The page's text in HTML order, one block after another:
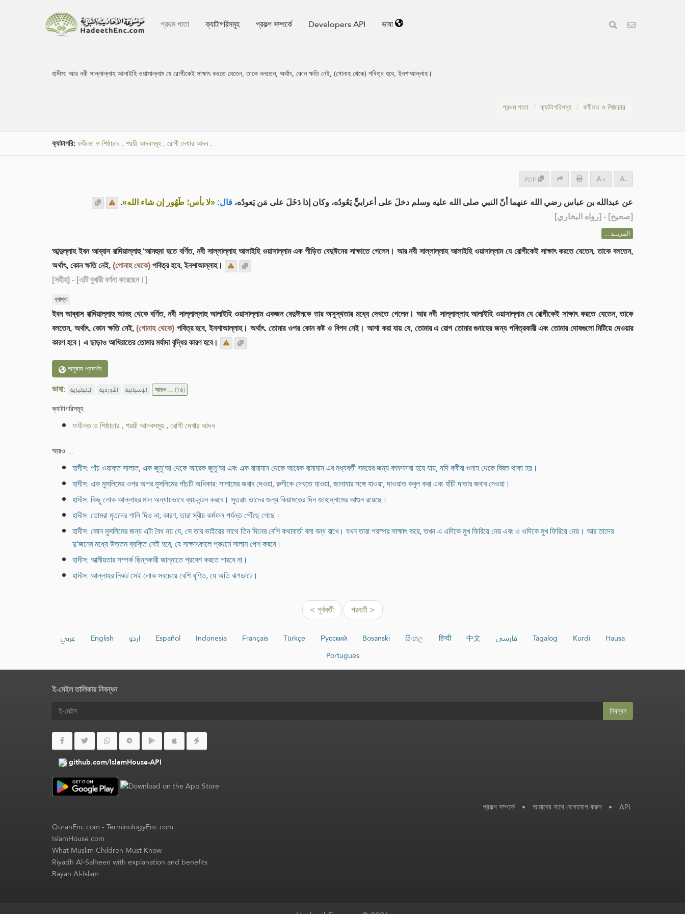
প্রথম পাতা ক্যাটাগরিসমূহ প্রকল্প সম্পর্কে Developers API ভাষা
হাদীস:আর নবী সাল্লাল্লাহ আলাইহি ওয়াসাল্লাম যে রোগীকেই সাক্ষাৎ করতে যেতেন, তাকে বলতেন, অর্থাৎ, কোন ক্ষতি নেই, (গোনাহ থেকে) পবিত্র হবে, ইনশাআল্লাহ।
প্রথম পাতা ক্যাটাগরিসমূহ ফযীলত ও শিষ্ঠাচার
ক্যাটাগরি: ফযীলত ও শিষ্ঠাচার . শরয়ী আদবসমূহ. রোগী দেখার আদব .
PDF + -
عن عبدالله بن عباس رضي الله عنهما أنّ النبي صلى الله عليه وسلم دخلَ على أعرابيٍّ يَعُودُه، وكان إذا دَخَلَ على مَن يَعودُه، قال: «لا بأس؛ طَهُور إن شاء الله».
[صحيح] - [رواه البخاري]
المزيــد ...
আব্দুল্লাহ ইবন আব্বাস রাদিয়াল্লাহু ‘আনহুমা হতে বর্ণিত, নবী সাল্লাল্লাহ আলাইহি ওয়াসাল্লাম এক পীড়িত বেদুঈনের সাক্ষাতে গেলেন। আর নবী সাল্লাল্লাহ আলাইহি ওয়াসাল্লাম যে রোগীকেই সাক্ষাৎ করতে যেতেন, তাকে বলতেন,
অর্থাৎ, কোন ক্ষতি নেই, (গোনাহ থেকে) পবিত্র হবে, ইনশাআল্লাহ।
[সহীহ] - [এটি বুখারী বর্ণনা করেছেন।]
ব্যাখ্যা
ইবন আব্বাস রাদিয়াল্লাহু আনহু থেকে বর্ণিত, নবী সাল্লাল্লাহু আলাইহি ওয়াসাল্লাম একজন বেদুঈনকে তার অসুস্থতার মধ্যে দেখতে গেলেন। আর নবী সাল্লাল্লাহ আলাইহি ওয়াসাল্লাম যে রোগীকেই সাক্ষাৎ করতে যেতেন, তাকে
বলতেন, অর্থাৎ, কোন ক্ষতি নেই,(গোনাহ থেকে) পবিত্র হবে, ইনশাআল্লাহ। অর্থাৎ. তোমার ওপর কোন কষ্ট ও বিপদ নেই। আশা করা যায় যে, তোমার এ রোগ তোমার গুনাহের জন্য পবিত্রকারী এবং তোমার দোষগুলো মিটিয়ে দেওয়ার
কারণ হবে। এ ছাড়াও আখিরাতের তোমার মর্যাদা বৃদ্ধির কারণ হবে।
অনুবাদ প্রদর্শন
ভাষা: الإنجليزية الأوردية الإسبانية আরও ...(16)
ক্যাটাগরিসমূহ
ফযীলত ও শিষ্ঠাচার.শরয়ী আদবসমূহ.রোগী দেখার আদব
আরও ...
হাদীস: পাঁচ ওয়াক্ত সালাত, এক জুমু‘আ থেকে আরেক জুমু‘আ এবং এক রামাযান থেকে আরেক রামাযান এর মধ্যবর্তী সময়ের জন্য কাফফারা হয়ে যায়, যদি কবীরা গুনাহ থেকে বিরত থাকা হয়।
হাদীস: এক মুসলিমের ওপর অপর মুসলিমের পাঁচটি অধিকার: সালামের জবাব দেওয়া, রুগীকে দেখতে যাওয়া, জানাযার সঙ্গে যাওয়া, দাওয়াত কবুল করা এবং হাঁচী দাতার জবাব দেওয়া।
হাদীস: কিছু লোক আল্লাহর মাল অন্যায়ভাবে ব্যয়-বন্টন করবে। সুতরাং তাদের জন্য কিয়ামতের দিন জাহান্নামের আগুন রয়েছে।
হাদীস: তোমরা মৃতদের গালি দিও না; কারণ, তারা স্বীয় কর্মফল পর্যন্ত পৌঁছে গেছে।
হাদীস: কোন মুসলিমের জন্য এটা বৈধ নয় যে, সে তার ভাইয়ের সাথে তিন দিনের বেশি কথাবার্তা বলা বন্ধ রাখে। যখন তারা পরস্পর সাক্ষাৎ করে, তখন এ এদিকে মুখ ফিরিয়ে নেয় এবং ও ওদিকে মুখ ফিরিয়ে নেয়। আর তাদের
দু’জনের মধ্যে উত্তম ব্যক্তি সেই হবে, যে সাক্ষাৎকালে প্রথমে সালাম পেশ করবে।
হাদীস: আত্মীয়তার সম্পর্ক ছিন্নকারী জান্নাতে প্রবেশ করতে পারবে না।
হাদীস: আল্লাহর নিকট সেই লোক সবচেয়ে বেশি ঘৃণিত, যে অতি ঝগড়াটে।
< পূর্ববর্তী পরবর্তী >
عربي English اردو Español Indonesia Français Türkçe Русский Bosanski සිංහල हिन्दी 中文 فارسی Tagalog Kurdî
Hausa
Português
ই-মেইল তালিকায় নিবন্ধন
নিবন্ধন
github.com/IslamHouse-API
প্রকল্প সম্পর্কে • আমাদের সাথে যোগাযোগ করুন • API
QuranEnc.com-TerminologyEnc.com
IslamHouse.com
What Muslim Children Must Know
Riyadh Al-Salheen with explanation and benefits
Bayan Al-Islam